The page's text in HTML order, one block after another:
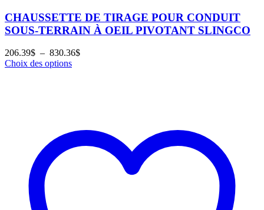
CHAUSSETTE DE TIRAGE POUR CONDUIT
SOUS-TERRAIN À OEIL PIVOTANT SLINGCO
206.39$ – 830.36$Plage
Choix des options